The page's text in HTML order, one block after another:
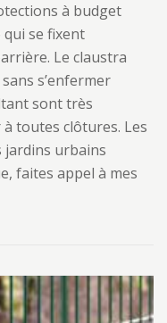
à budget
qui se fixent
Le claustra
s’enfermer
sont très
toutes clôtures. Les
jardins urbains
faites appel à mes